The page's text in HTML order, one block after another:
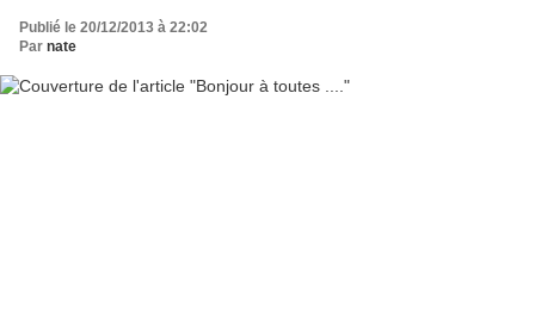
Publié le 20/12/2013 à 22:02
Par nate